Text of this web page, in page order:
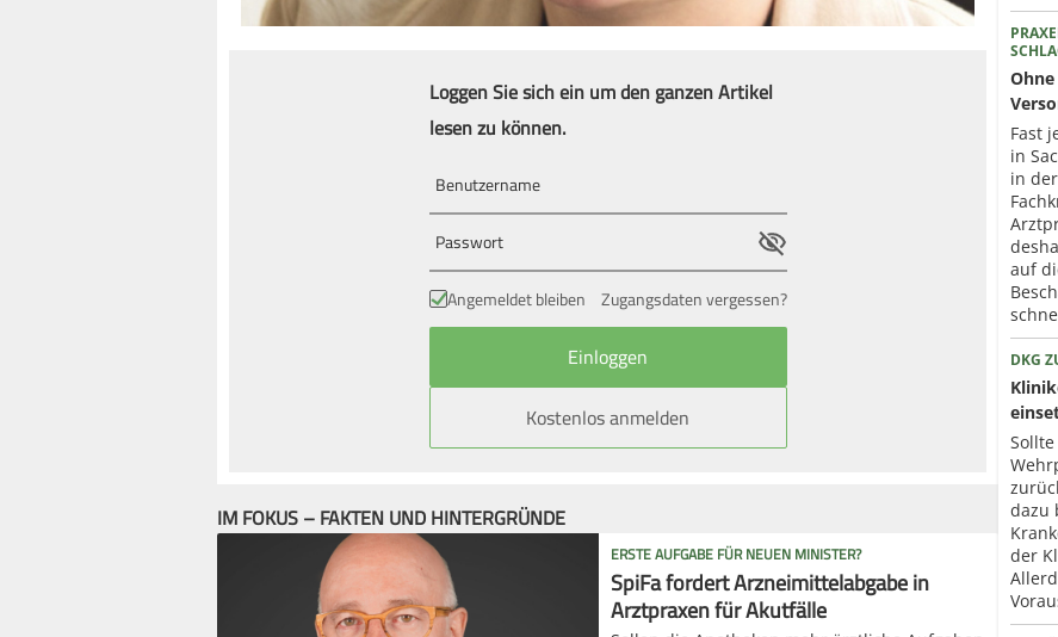
Loggen Sie sich ein um den ganzen Artikel
lesen zu können.
Angemeldet bleiben Zugangsdaten vergessen?
Kostenlos anmelden
IM FOKUS – FAKTEN UND HINTERGRÜNDE
ERSTE AUFGABE FÜR NEUEN MINISTER?
SpiFa fordert Arzneimittelabgabe in
Arztpraxen für Akutfälle
Fast
in
in
auf
DKG
dazu
der